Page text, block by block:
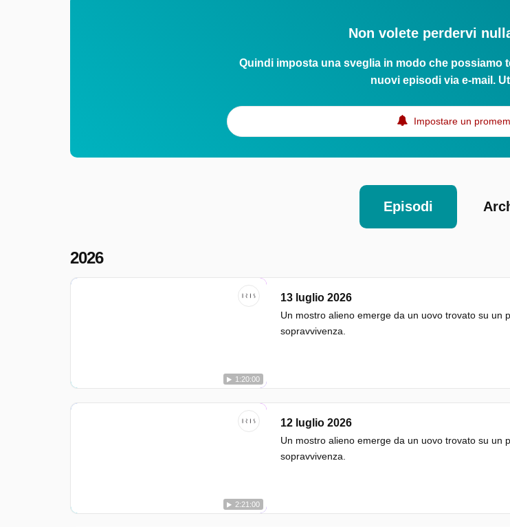
Non volete perdervi
Quindi imposta una sveglia in modo che possiamo
nuovi episodi via e-mail.
Impostare un
Episodi
2026
1:20:00
13 luglio 2026
Un mostro alieno emerge da un uovo trovato su un
sopravvivenza.
2:21:00
12 luglio 2026
Un mostro alieno emerge da un uovo trovato su un
sopravvivenza.